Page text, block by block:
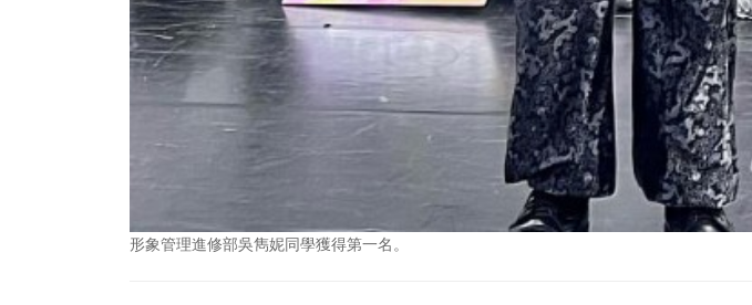
形象管理進修部吳雋妮同學獲得第一名。